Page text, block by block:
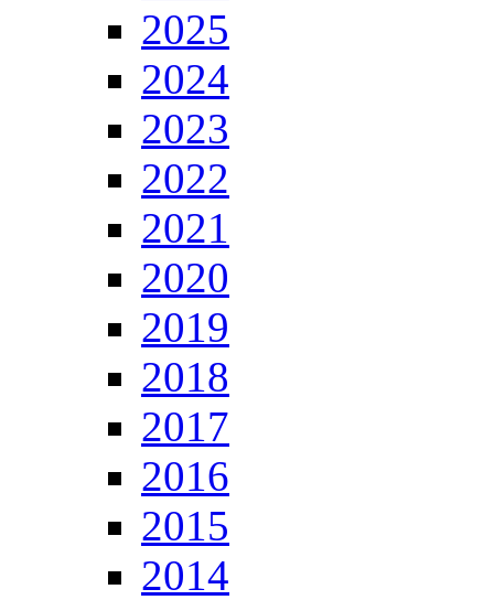
2025
2024
2023
2022
2021
2020
2019
2018
2017
2016
2015
2014